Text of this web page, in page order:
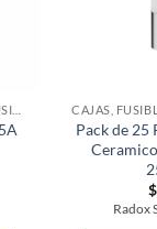
Pack de 25
$
Radox